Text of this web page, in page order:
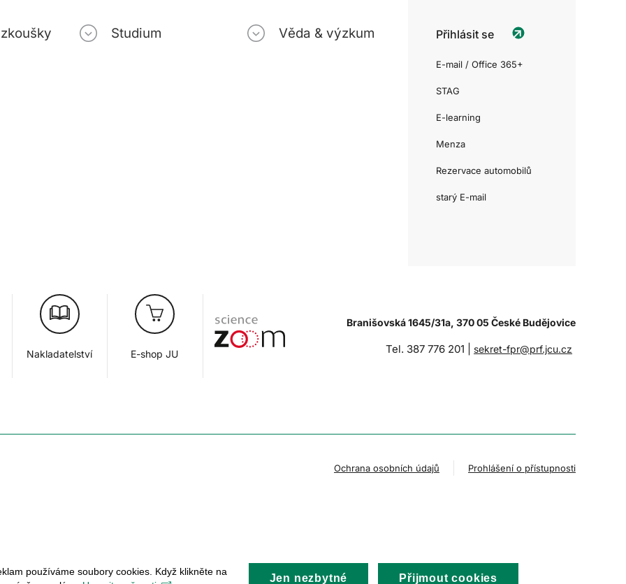
Studium Věda & výzkum Přihlásit se
E-mail / Office 365+
STAG
E-learning
Menza
Rezervace automobilů
starý E-mail
Nakladatelství E-shop JU
Branišovská 1645/31a, 370 05 České Budějovice
Tel. 387 776 201 | sekret-fpr@prf.jcu.cz
Ochrana osobních údajů Prohlášení o přístupnosti
používáme soubory cookies. Když klikněte na
Jen nezbytné Přijmout cookies